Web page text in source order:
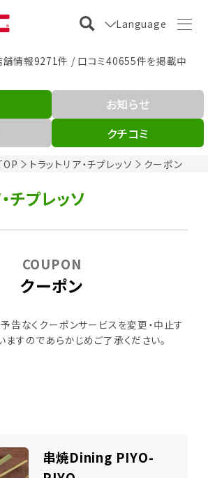
Language
舗情報9271件 / 口コミ40655件を掲載中
トラットリア・チプレッソ クーポン
お知らせ
クチコミ
チプレッソ
クーポン
COUPON
告なくクーポンサービスを変更・中止す
すのであらかじめご了承ください。
串焼Dining PIYO-